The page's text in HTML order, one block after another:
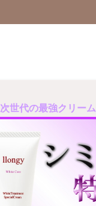
次世代の最強クリーム